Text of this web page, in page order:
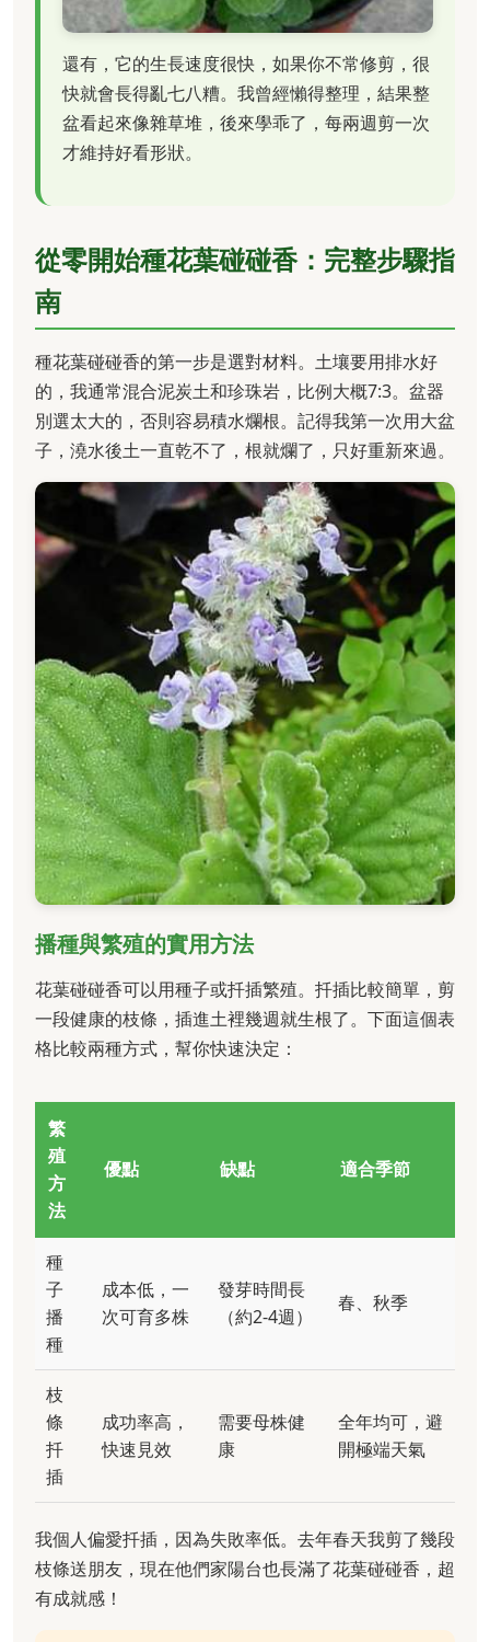
還有，它的生長速度很快，如果你不常修剪，很
快就會長得亂七八糟。我曾經懶得整理，結果整
盆看起來像雜草堆，後來學乖了，每兩週剪一次
才維持好看形狀。
從零開始種花葉碰碰香：完整步驟指
南
種花葉碰碰香的第一步是選對材料。土壤要用排水好
的，我通常混合泥炭土和珍珠岩，比例大概7:3。盆器
別選太大的，否則容易積水爛根。記得我第一次用大盆
子，澆水後土一直乾不了，根就爛了，只好重新來過。
播種與繁殖的實用方法
花葉碰碰香可以用種子或扦插繁殖。扦插比較簡單，剪
一段健康的枝條，插進土裡幾週就生根了。下面這個表
格比較兩種方式，幫你快速決定：
繁
殖
方
法
優點 缺點 適合季節
種
子
播
種
成本低，一
次可育多株
發芽時間長
（約2-4週）
春、秋季
枝
條
扦
插
成功率高，
快速見效
需要母株健
康
全年均可，避
開極端天氣
我個人偏愛扦插，因為失敗率低。去年春天我剪了幾段
枝條送朋友，現在他們家陽台也長滿了花葉碰碰香，超
有成就感！